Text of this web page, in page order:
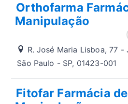
Orthofarma
Manipulação
R. José Maria Lisboa, 77 -
São Paulo - SP, 01423-001
Fitofar Farmácia de